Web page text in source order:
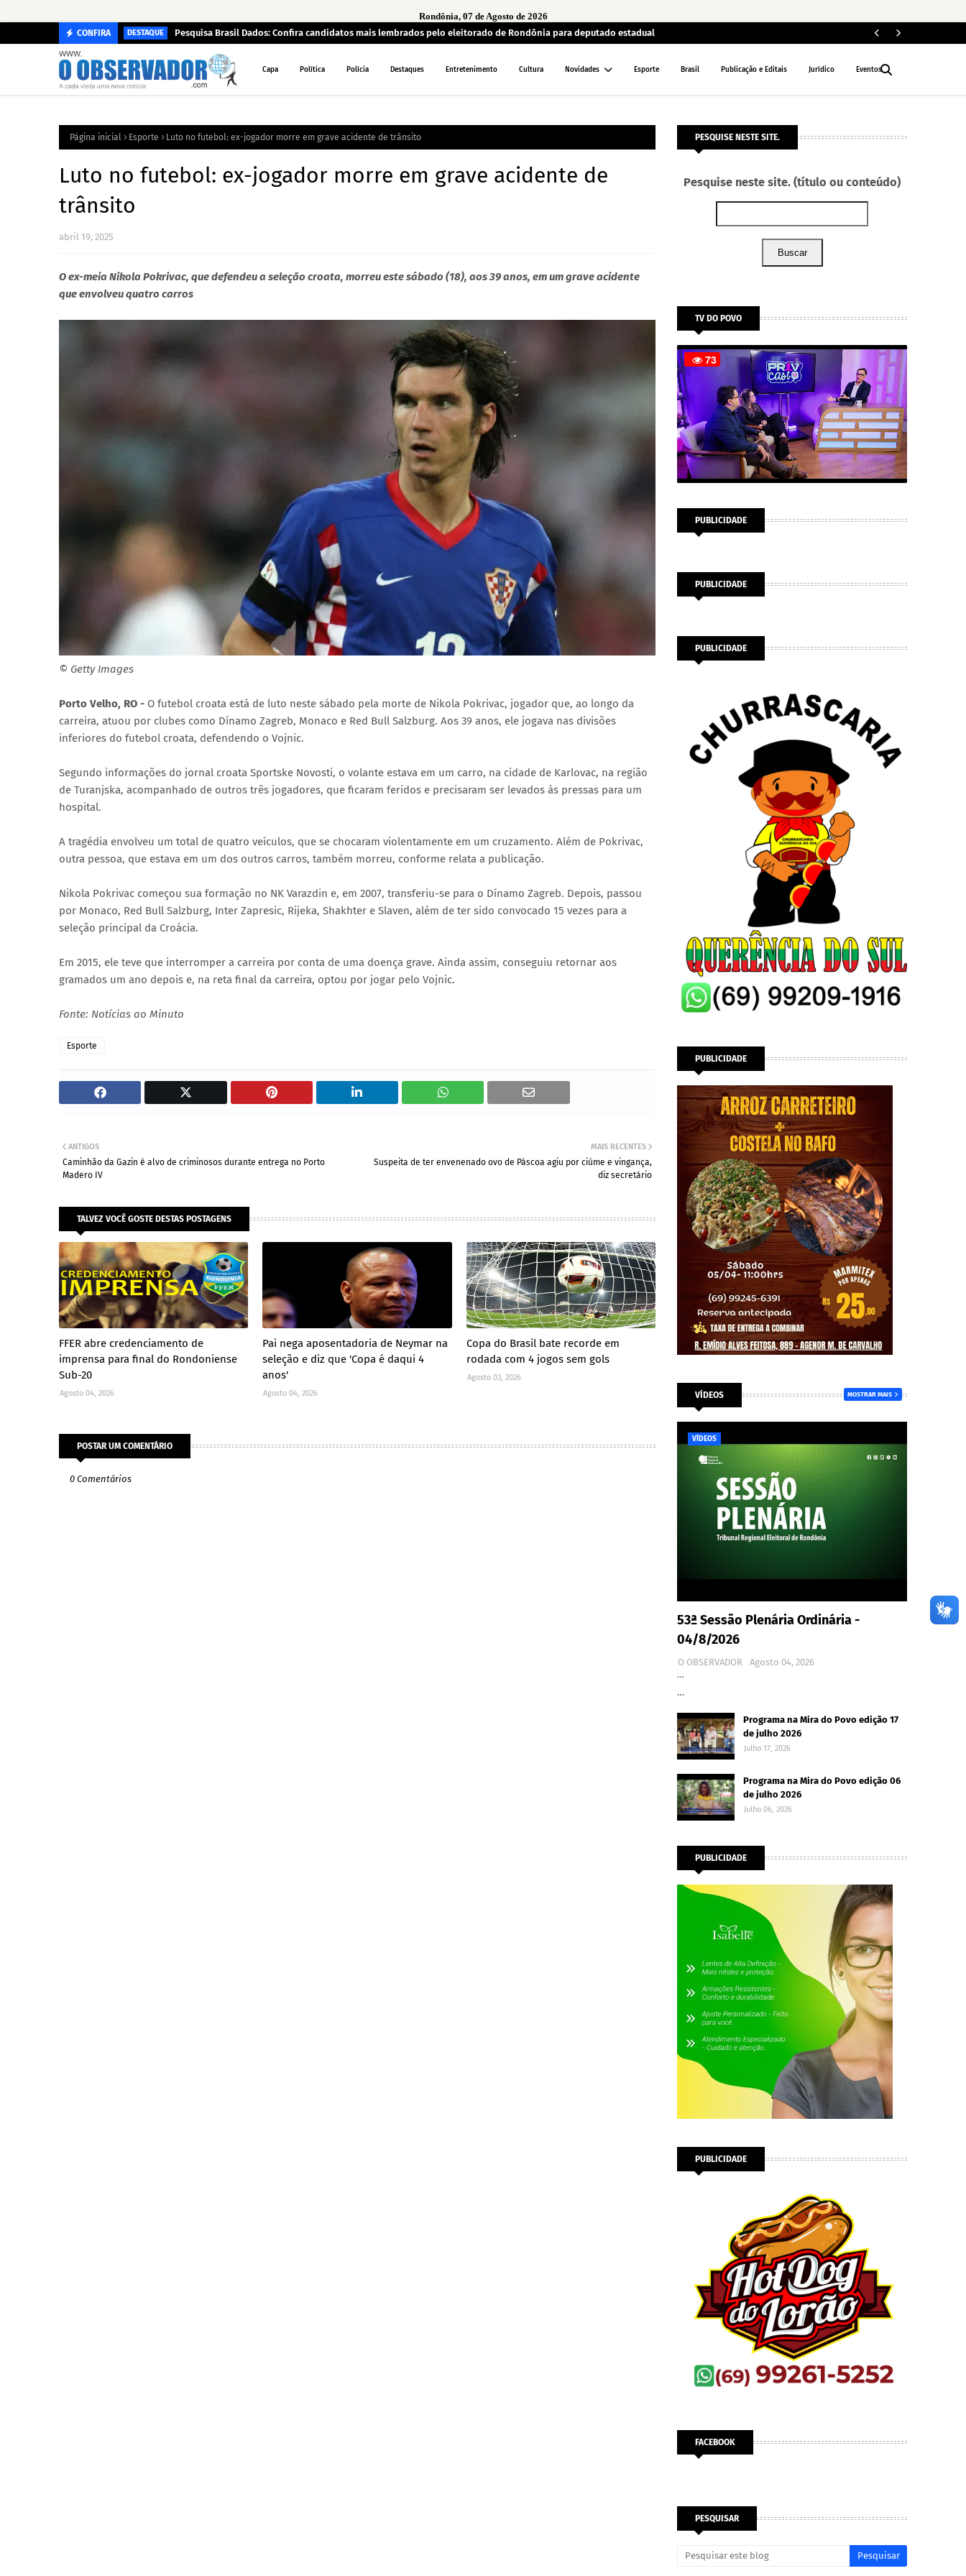
Rondônia, 07 de Agosto de 2026
CONFIRA DESTAQUE Pesquisa Brasil Dados: Confira candidatos mais lembrados pelo eleitorado de Rondônia para deputado estadual
Capa Política Polícia Destaques Entretenimento Cultura Novidades Esporte Brasil Publicação e Editais Jurídico Eventos
Página inicial Esporte Luto no futebol: ex-jogador morre em grave acidente de trânsito
Luto no futebol: ex-jogador morre em grave acidente de
trânsito
abril 19, 2025
O ex-meia Nikola Pokrivac, que defendeu a seleção croata, morreu este sábado (18), aos 39 anos, em um grave acidente
que envolveu quatro carros
© Getty Images
Porto Velho, RO - O futebol croata está de luto neste sábado pela morte de Nikola Pokrivac, jogador que, ao longo da
carreira, atuou por clubes como Dínamo Zagreb, Monaco e Red Bull Salzburg. Aos 39 anos, ele jogava nas divisões
inferiores do futebol croata, defendendo o Vojnic.
Segundo informações do jornal croata Sportske Novosti, o volante estava em um carro, na cidade de Karlovac, na região
de Turanjska, acompanhado de outros três jogadores, que ficaram feridos e precisaram ser levados às pressas para um
hospital.
A tragédia envolveu um total de quatro veículos, que se chocaram violentamente em um cruzamento. Além de Pokrivac,
outra pessoa, que estava em um dos outros carros, também morreu, conforme relata a publicação.
Nikola Pokrivac começou sua formação no NK Varazdin e, em 2007, transferiu-se para o Dínamo Zagreb. Depois, passou
por Monaco, Red Bull Salzburg, Inter Zapresic, Rijeka, Shakhter e Slaven, além de ter sido convocado 15 vezes para a
seleção principal da Croácia.
Em 2015, ele teve que interromper a carreira por conta de uma doença grave. Ainda assim, conseguiu retornar aos
gramados um ano depois e, na reta final da carreira, optou por jogar pelo Vojnic.
Fonte: Notícias ao Minuto
Esporte
MAIS RECENTES
Suspeita de ter envenenado ovo de Páscoa agiu por ciúme e vingança,
diz secretário
ANTIGOS
Caminhão da Gazin é alvo de criminosos durante entrega no Porto
Madero IV
TALVEZ VOCÊ GOSTE DESTAS POSTAGENS
FFER abre credenciamento de
imprensa para final do Rondoniense
Sub-20
Agosto 04, 2026
Pai nega aposentadoria de Neymar na
seleção e diz que 'Copa é daqui 4
anos'
Agosto 04, 2026
Copa do Brasil bate recorde em
rodada com 4 jogos sem gols
Agosto 03, 2026
POSTAR UM COMENTÁRIO
0 Comentários
PESQUISE NESTE SITE.
Pesquise neste site. (título ou conteúdo)
Buscar
TV DO POVO
PUBLICIDADE
PUBLICIDADE
PUBLICIDADE
PUBLICIDADE
VÍDEOS MOSTRAR MAIS
VÍDEOS
53ª Sessão Plenária Ordinária -
04/8/2026
O OBSERVADOR
Agosto 04, 2026
…
…
Programa na Mira do Povo edição 17
de julho 2026
Julho 17, 2026
Programa na Mira do Povo edição 06
de julho 2026
Julho 06, 2026
PUBLICIDADE
PUBLICIDADE
FACEBOOK
PESQUISAR